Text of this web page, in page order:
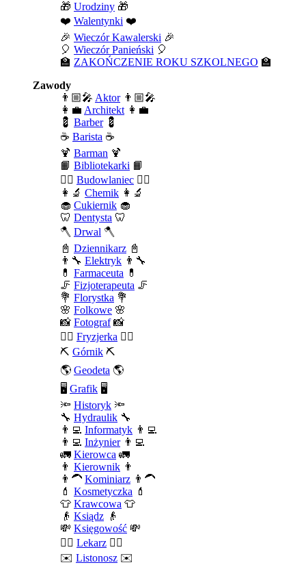
🎁 Urodziny 🎁
❤️ Walentynki ❤️
🎉 Wieczór Kawalerski 🎉
🎈 Wieczór Panieński 🎈
🏫 ZAKOŃCZENIE ROKU SZKOLNEGO 🏫
Zawody
👨🏼‍🎤 Aktor👨🏼‍🎤
👩‍💼 Architekt 👩‍💼
💈 Barber💈
☕ Barista ☕
🍹 Barman 🍹
📙 Bibliotekarki 📙
👷‍♂️ Budowlaniec 👷‍♂️
👩‍🔬 Chemik 👩‍🔬
🧁 Cukiernik 🧁
🦷 Dentysta 🦷
🪓 Drwal 🪓
📓 Dziennikarz 📓
👨‍🔧 Elektryk 👨‍🔧
💊 Farmaceuta 💊
🦵 Fizjoterapeuta 🦵
💐 Florystka 💐
🌸 Folkowe 🌸
📸 Fotograf📸
💇‍♀️ Fryzjerka 💇‍♀️
⛏️ Górnik ⛏️
🌎 Geodeta 🌎
🖥️ Grafik 🖥️
🔦 Historyk 🔦
🔧 Hydraulik 🔧
👨‍💻 Informatyk 👨‍💻
👨‍💻 Inżynier👨‍💻
🚛 Kierowca 🚛
👨 Kierownik 👨
👨‍🦱 Kominiarz 👨‍🦱
💄 Kosmetyczka 💄
👕 Krawcowa 👕
👴 Ksiądz 👴
💸 Księgowość 💸
👨‍⚕️ Lekarz 👨‍⚕️
✉️ Listonosz ✉️